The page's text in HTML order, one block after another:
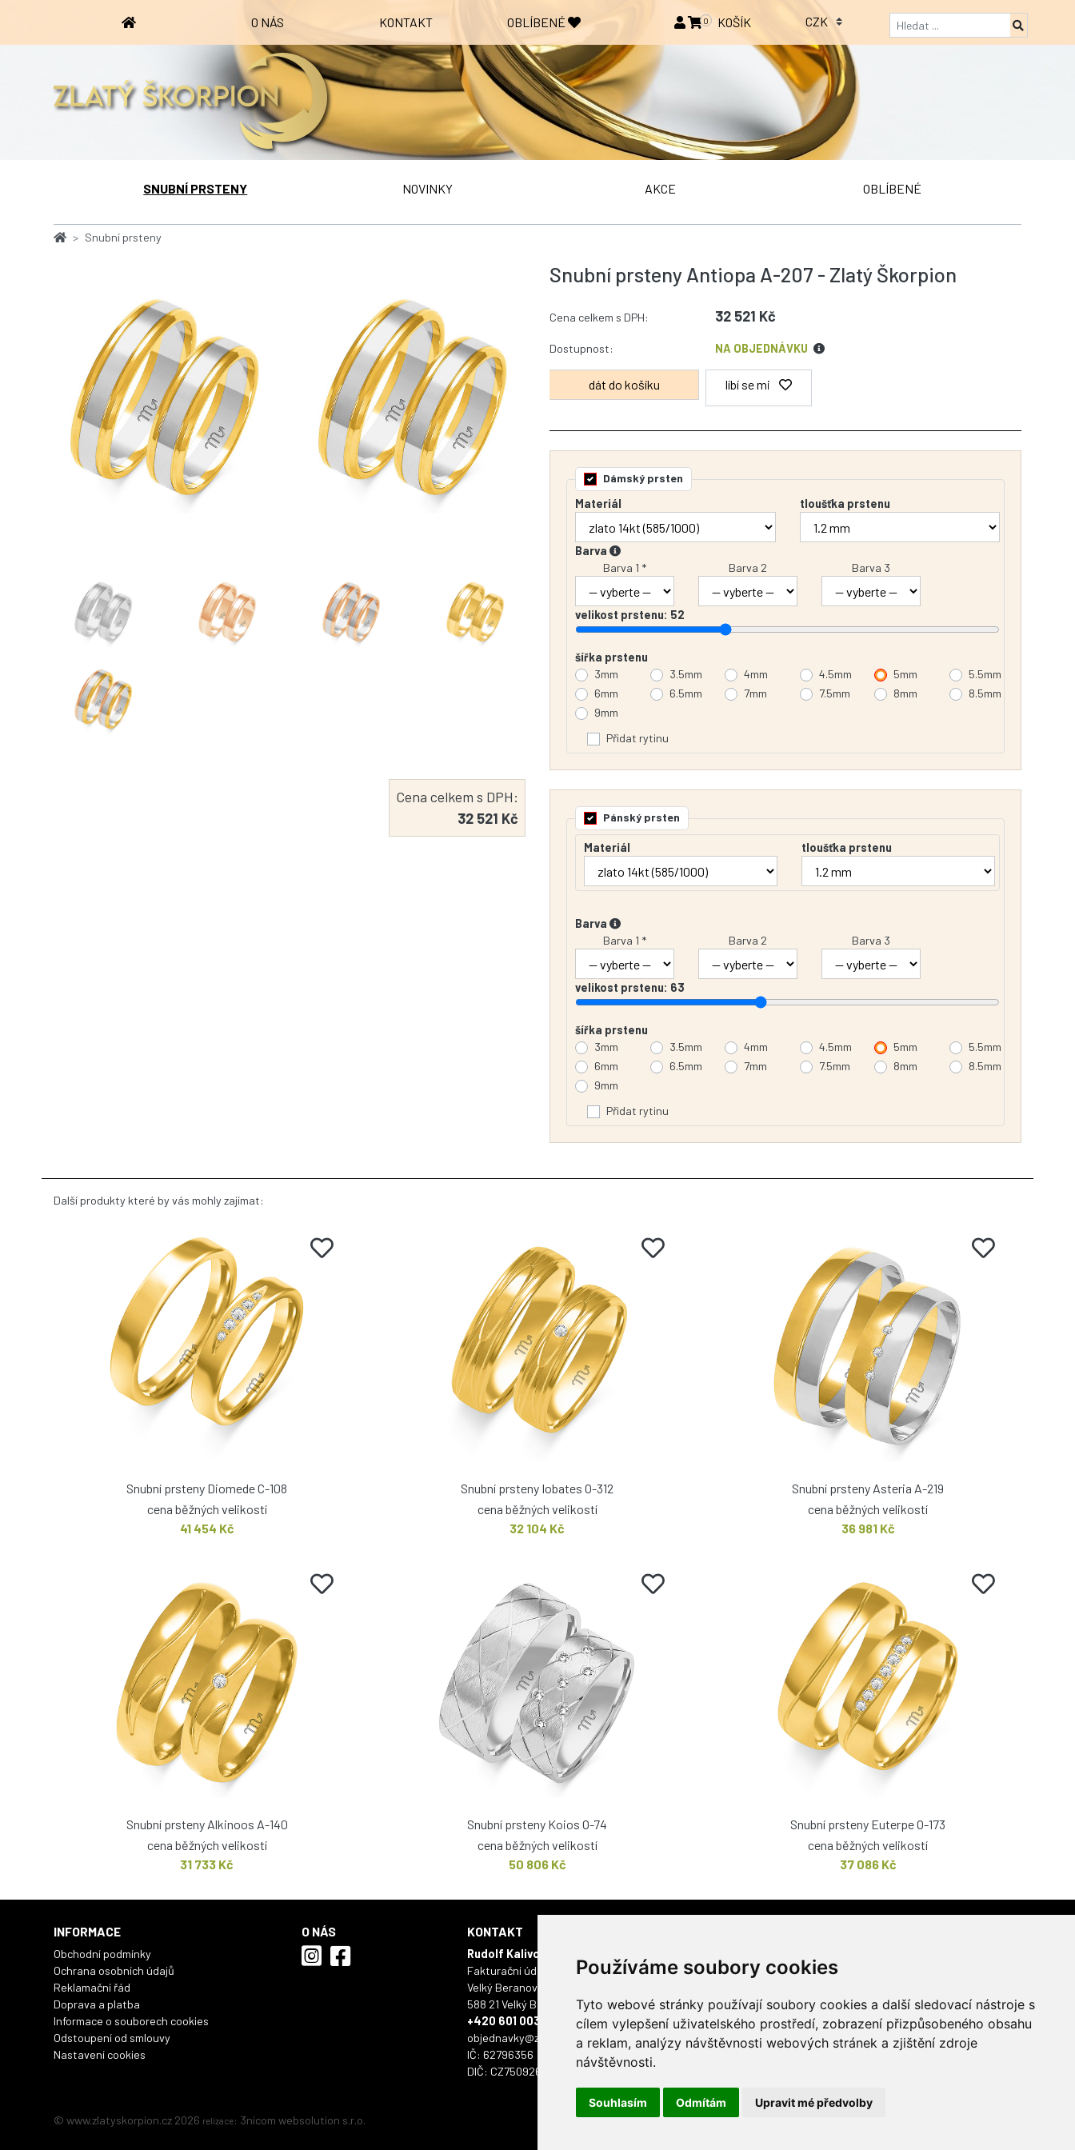
Používáme soubory cookies
Tyto webové stránky používají soubory cookies a další sledovací nástroje s
cílem vylepšení uživatelského prostředí, zobrazení přizpůsobeného obsahu
a reklam, analýzy návštěvnosti webových stránek a zjištění zdroje
návštěvnosti.
Souhlasím Odmítám Upravit mé předvolby
O NÁS KONTAKT OBLÍBENÉ 0 KOŠÍK
SNUBNÍ PRSTENY NOVINKY AKCE OBLÍBENÉ
Snubní prsteny
Cena celkem s DPH:
32 521 Kč
Snubní prsteny Antiopa A-207 - Zlatý Škorpion
Cena celkem s DPH: 32 521 Kč
Dostupnost: NA OBJEDNÁVKU
líbí se mi
Dámský prsten
Materiál
tloušťka prstenu
Barva
Barva 1 *
Barva 2 Barva 3
velikost prstenu: 52
šířka prstenu
3mm
3.5mm 4mm 4.5mm 5mm
5.5mm
6mm
6.5mm 7mm 7.5mm 8mm
8.5mm
9mm
Přidat rytinu
Pánský prsten
Materiál tloušťka prstenu
Barva
Barva 1 *
Barva 2 Barva 3
velikost prstenu: 63
šířka prstenu
3mm
3.5mm 4mm 4.5mm 5mm
5.5mm
6mm
6.5mm 7mm 7.5mm 8mm
8.5mm
9mm
Přidat rytinu
Další produkty které by vás mohly zajímat:
Snubní prsteny Diomede C-108
cena běžných velikostí
41 454 Kč
Snubní prsteny Iobates O-312
cena běžných velikostí
32 104 Kč
Snubní prsteny Asteria A-219
cena běžných velikostí
36 981 Kč
Snubní prsteny Alkinoos A-140
cena běžných velikostí
31 733 Kč
Snubní prsteny Koios O-74
cena běžných velikostí
50 806 Kč
Snubní prsteny Euterpe O-173
cena běžných velikostí
37 086 Kč
INFORMACE
Obchodní podmínky
Ochrana osobních údajů
Reklamační řád
Doprava a platba
Informace o souborech cookies
Odstoupení od smlouvy
Nastavení cookies
O NÁS KONTAKT
Rudolf Kalivoda - ONYX
Fakturační údaje:
Velký Beranov 403
588 21 Velký Beranov
+420 601 003 112
objednavky@zlatyskorpion.cz
IČ: 62796356
DIČ: CZ7509261518
586 01 Jihlava
© www.zlatyskorpion.cz 2026 relizace: 3nicom websolution s.r.o.